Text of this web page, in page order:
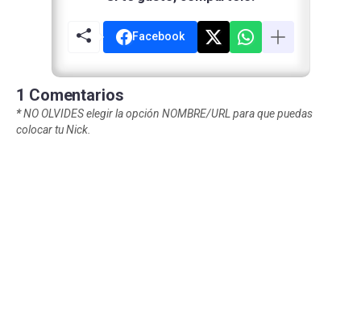
Facebook
1 Comentarios
*NO OLVIDES elegir la opción NOMBRE/URL para que puedas
colocar tu Nick.